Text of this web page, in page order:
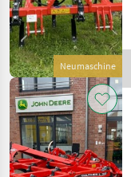
Neumaschine